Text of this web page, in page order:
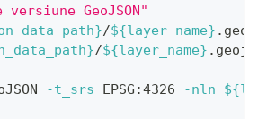
GeoJSON"
/${layer_name}
/${layer_name}
-t_srs EPSG:4326 -nln